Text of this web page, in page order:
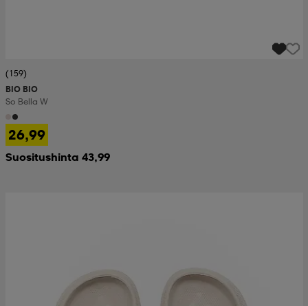
(159)
BIO BIO
So Bella W
26,99
Suositushinta 43,99